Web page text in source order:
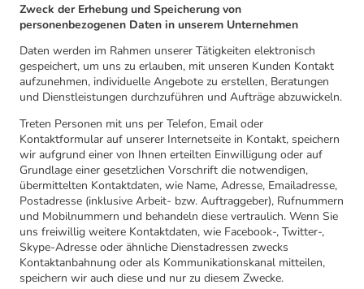
Zweck der Erhebung und Speicherung von
personenbezogenen Daten in unserem Unternehmen
Daten werden im Rahmen unserer Tätigkeiten elektronisch
gespeichert, um uns zu erlauben, mit unseren Kunden Kontakt
aufzunehmen, individuelle Angebote zu erstellen, Beratungen
und Dienstleistungen durchzuführen und Aufträge abzuwickeln.
Treten Personen mit uns per Telefon, Email oder
Kontaktformular auf unserer Internetseite in Kontakt, speichern
wir aufgrund einer von Ihnen erteilten Einwilligung oder auf
Grundlage einer gesetzlichen Vorschrift die notwendigen,
übermittelten Kontaktdaten, wie Name, Adresse, Emailadresse,
Postadresse (inklusive Arbeit- bzw. Auftraggeber), Rufnummern
und Mobilnummern und behandeln diese vertraulich. Wenn Sie
uns freiwillig weitere Kontaktdaten, wie Facebook-, Twitter-,
Skype-Adresse oder ähnliche Dienstadressen zwecks
Kontaktanbahnung oder als Kommunikationskanal mitteilen,
speichern wir auch diese und nur zu diesem Zwecke.